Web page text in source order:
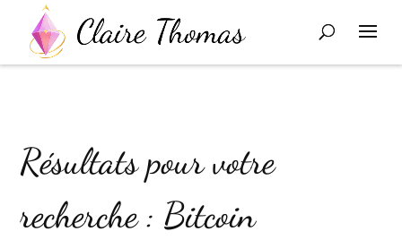
Résultats pour votre
recherche : Bitcoin